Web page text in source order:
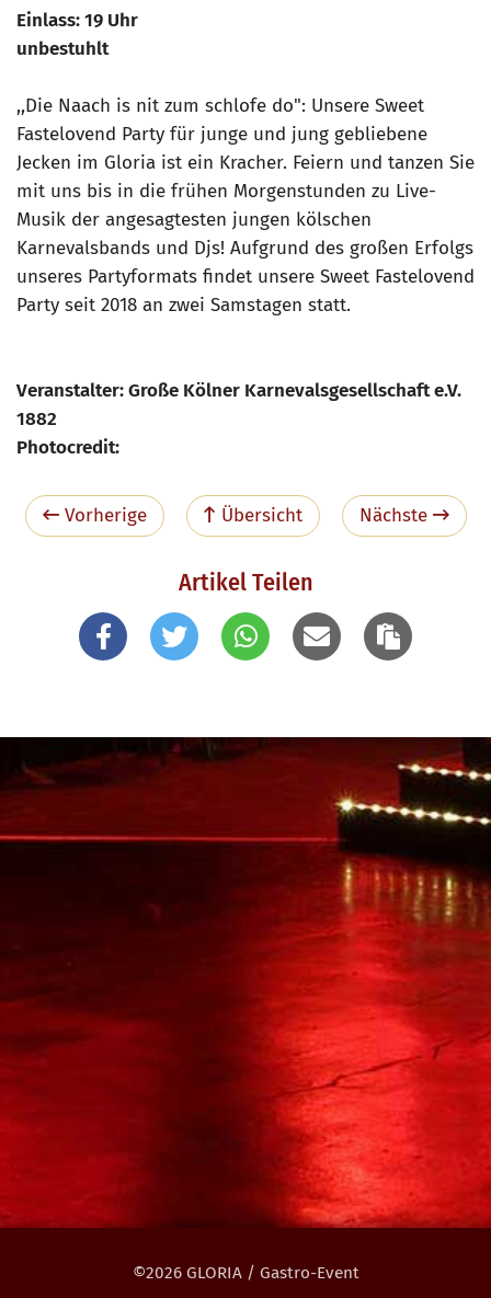
Einlass: 19 Uhr
unbestuhlt
,,Die Naach is nit zum schlofe do": Unsere Sweet
Fastelovend Party für junge und jung gebliebene
Jecken im Gloria ist ein Kracher. Feiern und tanzen Sie
mit uns bis in die frühen Morgenstunden zu Live-
Musik der angesagtesten jungen kölschen
Karnevalsbands und Djs! Aufgrund des großen Erfolgs
unseres Partyformats findet unsere Sweet Fastelovend
Party seit 2018 an zwei Samstagen statt.
Veranstalter: Große Kölner Karnevalsgesellschaft e.V.
1882
Photocredit:
Vorherige Übersicht Nächste
Artikel Teilen
©2026 GLORIA / Gastro-Event